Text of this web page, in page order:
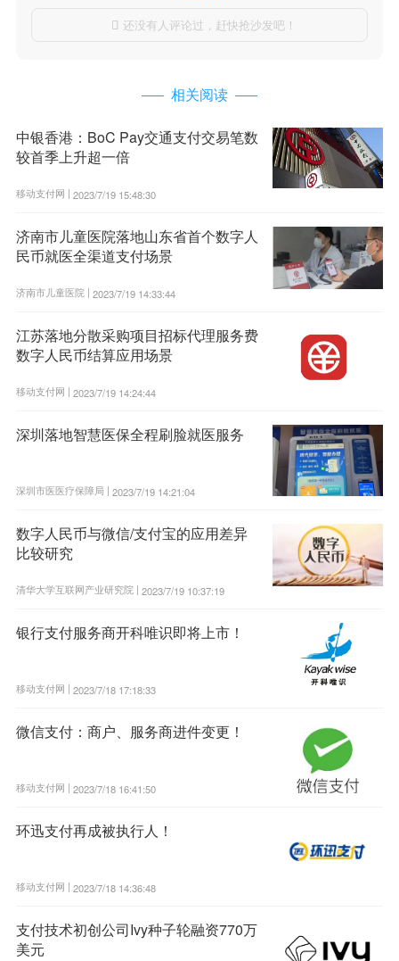
 还没有人评论过，赶快抢沙发吧！
相关阅读
中银香港：BoC Pay交通支付交易笔数
较首季上升超一倍
移动支付网 | 2023/7/19 15:48:30
济南市儿童医院落地山东省首个数字人
民币就医全渠道支付场景
济南市儿童医院 | 2023/7/19 14:33:44
江苏落地分散采购项目招标代理服务费
数字人民币结算应用场景
移动支付网 | 2023/7/19 14:24:44
深圳落地智慧医保全程刷脸就医服务
深圳市医医疗保障局 | 2023/7/19 14:21:04
数字人民币与微信/支付宝的应用差异
比较研究
清华大学互联网产业研究院 | 2023/7/19 10:37:19
银行支付服务商开科唯识即将上市！
移动支付网 | 2023/7/18 17:18:33
微信支付：商户、服务商进件变更！
移动支付网 | 2023/7/18 16:41:50
环迅支付再成被执行人！
移动支付网 | 2023/7/18 14:36:48
支付技术初创公司Ivy种子轮融资770万
美元